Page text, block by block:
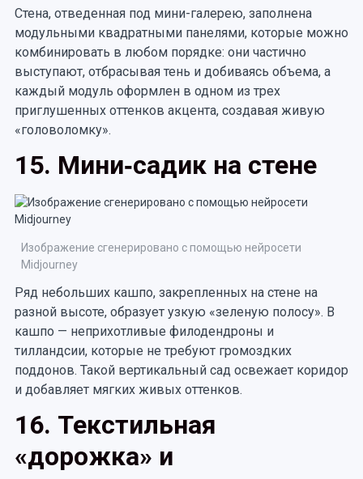
Стена, отведенная под мини-галерею, заполнена
модульными квадратными панелями, которые можно
комбинировать в любом порядке: они частично
выступают, отбрасывая тень и добиваясь объема, а
каждый модуль оформлен в одном из трех
приглушенных оттенков акцента, создавая живую
«головоломку».
15. Мини‑садик на стене
Изображение сгенерировано с помощью нейросети
Midjourney
Ряд небольших кашпо, закрепленных на стене на
разной высоте, образует узкую «зеленую полосу». В
кашпо — неприхотливые филодендроны и
тилландсии, которые не требуют громоздких
поддонов. Такой вертикальный сад освежает коридор
и добавляет мягких живых оттенков.
16. Текстильная
«дорожка» и